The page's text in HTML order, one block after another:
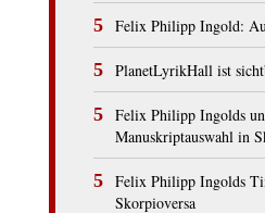
Felix Philipp Ingold:
PlanetLyrikHall ist
Felix Philipp Ingolds
Manuskriptauswahl in
Felix Philipp Ingolds
Skorpioversa